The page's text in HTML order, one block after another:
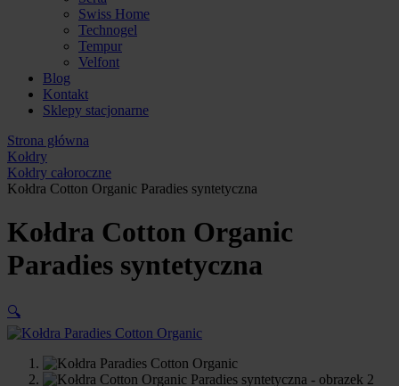
Swiss Home
Technogel
Tempur
Velfont
Blog
Kontakt
Sklepy stacjonarne
Strona główna
Kołdry
Kołdry całoroczne
Kołdra Cotton Organic Paradies syntetyczna
Kołdra Cotton Organic
Paradies syntetyczna
🔍